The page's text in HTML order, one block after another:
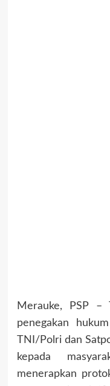
Merauke, PSP –
penegakan
TNI/Polri dan
kepada
menerapkan